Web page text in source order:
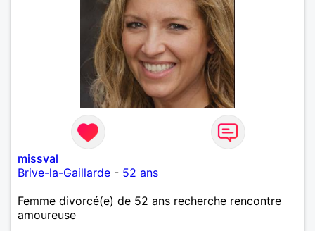
missval
Brive-la-Gaillarde - 52 ans
Femme divorcé(e) de 52 ans recherche rencontre
amoureuse